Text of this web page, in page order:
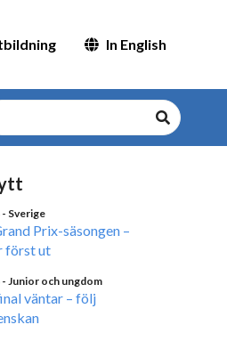
In English
- Sverige
Prix-säsongen –
först ut
- Junior och ungdom
väntar – följ